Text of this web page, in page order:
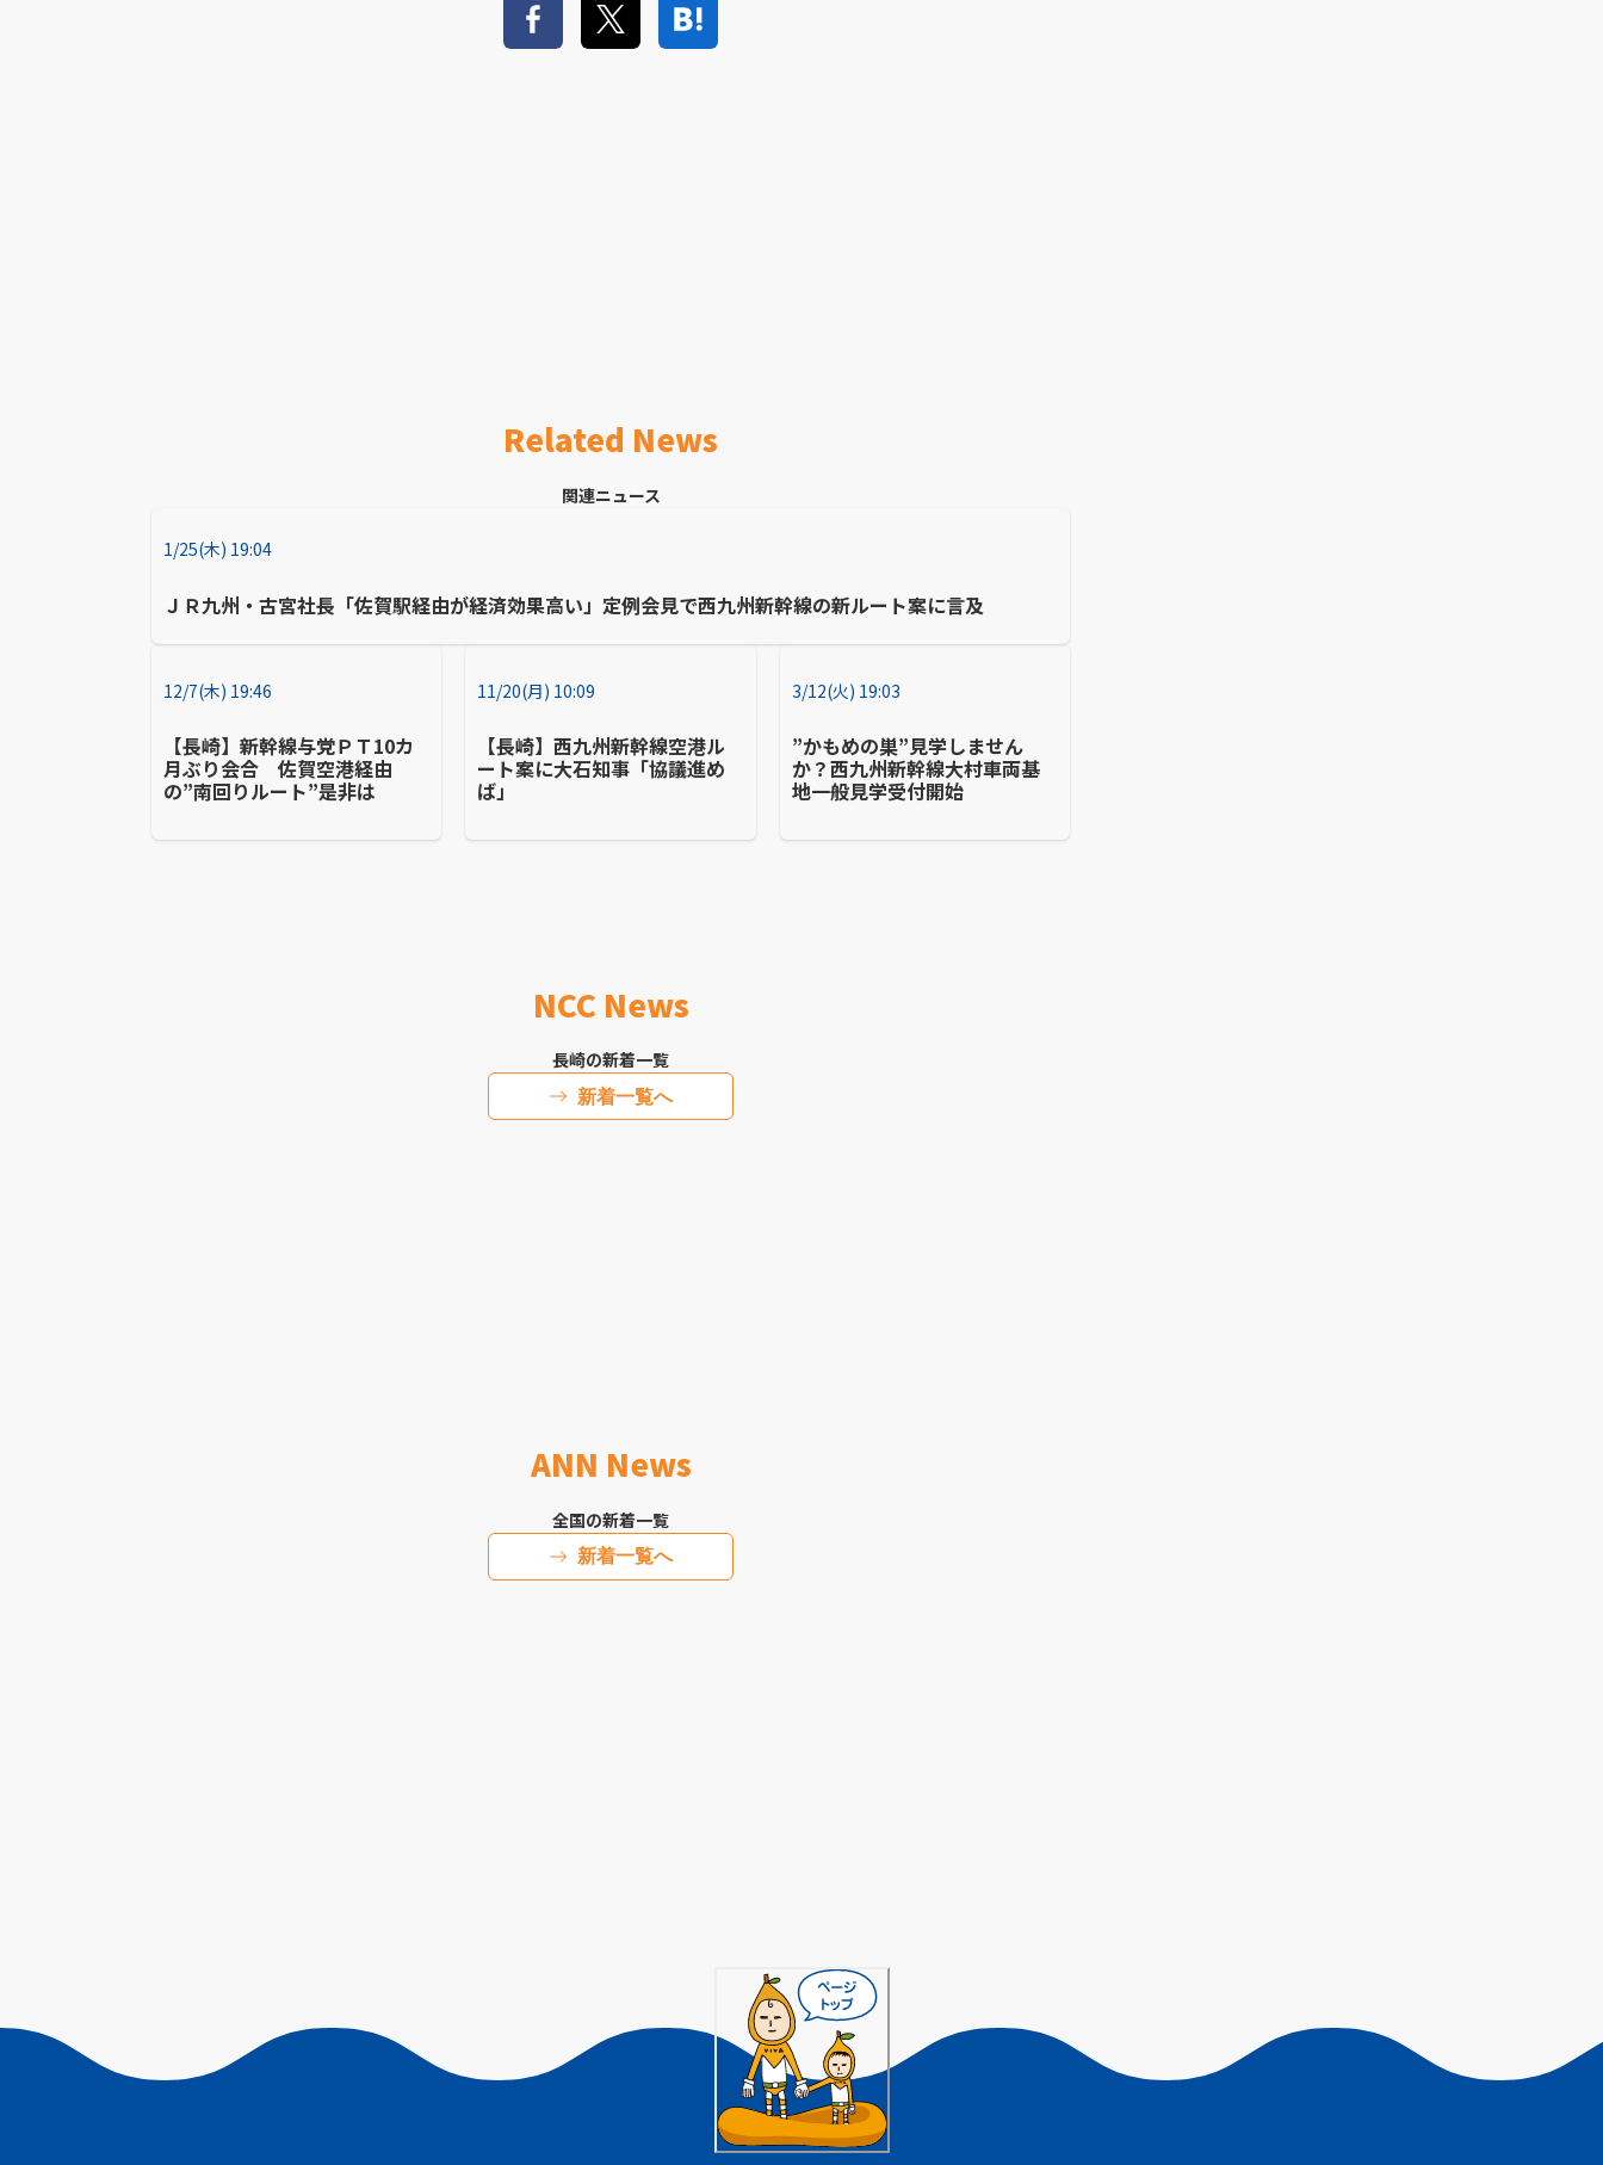
Related News
関連ニュース
1/25(木) 19:04
ＪＲ九州・古宮社長「佐賀駅経由が経済効果高い」定例会見で西九州新幹線の新ルート案に言及
12/7(木) 19:46
【長崎】新幹線与党ＰＴ10カ
月ぶり会合 佐賀空港経由
の”南回りルート”是非は
11/20(月) 10:09
【長崎】西九州新幹線空港ル
ート案に大石知事「協議進め
ば」
3/12(火) 19:03
”かもめの巣”見学しません
か？西九州新幹線大村車両基
地一般見学受付開始
NCC News
長崎の新着一覧
新着一覧へ
ANN News
全国の新着一覧
新着一覧へ